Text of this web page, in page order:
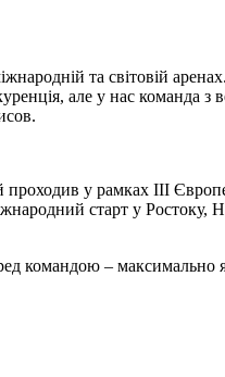
та світовій
але у нас команда з
проходив у рамках III
старт у Ростоку,
командою – максимально